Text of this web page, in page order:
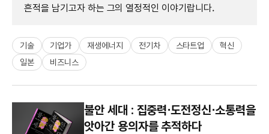
흔적을 남기고자 하는 그의 열정적인 이야기랍니다.
기술 기업가 재생에너지 전기차 스타트업
혁신
일본
비즈니스
불안 세대 : 집중력⋅도전정신⋅소통력을
앗아간 용의자를 추적하다